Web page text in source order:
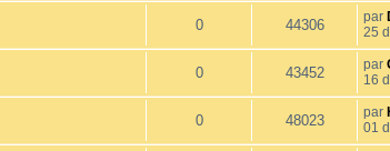
0 44306 par
25
0 43452 par
16
0 48023 par
01